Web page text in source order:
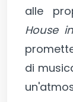
alle
House
di